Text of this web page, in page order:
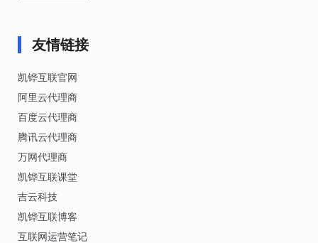
友情链接
凯铧互联官网
阿里云代理商
百度云代理商
腾讯云代理商
万网代理商
凯铧互联课堂
吉云科技
凯铧互联博客
互联网运营笔记